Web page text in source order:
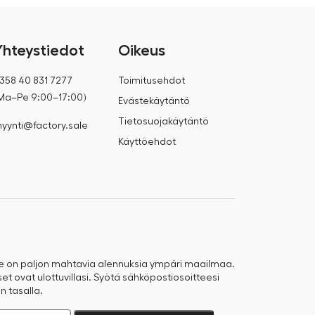
40 831 7277
9:00–17:00)
Oikeus
Toimitusehdot
Evästekäytäntö
Tietosuojakäytäntö
Käyttöehdot
on paljon mahtavia alennuksia ympäri maailmaa.
ovat ulottuvillasi. Syötä sähköpostiosoitteesi
tasalla.